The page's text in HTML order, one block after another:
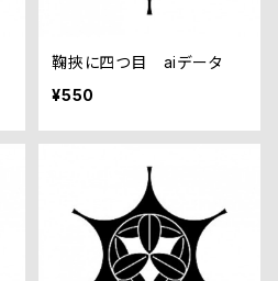
鞠挾に四つ目 aiデータ
¥550